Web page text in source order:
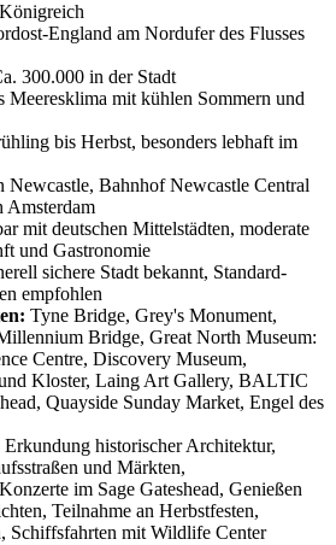
England am Nordufer des Flusses
300.000 in der Stadt
Meeresklima mit kühlen Sommern und
bis Herbst, besonders lebhaft im
Newcastle, Bahnhof Newcastle Central
Amsterdam
mit deutschen Mittelstädten, moderate
und Gastronomie
sichere Stadt bekannt, Standard-
empfohlen
Tyne Bridge, Grey's Monument,
Bridge, Great North Museum:
Centre, Discovery Museum,
Kloster, Laing Art Gallery, BALTIC
Quayside Sunday Market, Engel des
Erkundung historischer Architektur,
und Märkten,
im Sage Gateshead, Genießen
Teilnahme an Herbstfesten,
Schiffsfahrten mit Wildlife Center